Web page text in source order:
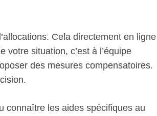
Cela directement en ligne
votre situation, c’est à l’équipe
des mesures compensatoires.
connaître les aides spécifiques au